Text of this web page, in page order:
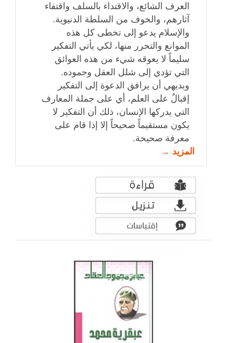
العرف الشائع، والاقتداء بالسلف واقتفاء
آثارهم، والخوف من السلطة الدنيوية.
والإسلام يدعو إلى تخطى كل هذه
الموانع والتحرر منها، لكي يأتي التفكير
سليماً لا يعوقه شيء من هذه العوائق
التي تؤدي إلى شلل العقل وجموده.
وبديهي أن يرافق الدعوة إلى التفكير
إقبالٌ على العلم، أي على جملة المعارف
التي يدركها الإنسان، ذلك أن التفكير لا
يكون مستقيماً صحيحاً إلا إذا قام على
معرفة صحيحة.
المزيد →